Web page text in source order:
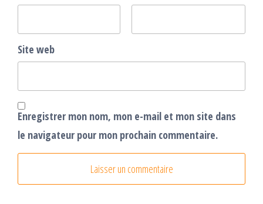
Site web
Enregistrer mon nom, mon e-mail et mon site dans
le navigateur pour mon prochain commentaire.